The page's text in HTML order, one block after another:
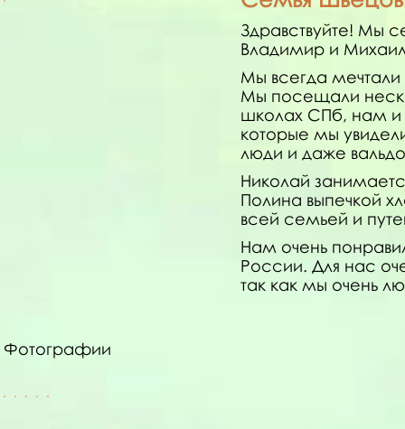
Здравствуйте! Мы
Владимир и
Мы всегда мечтали
Мы посещали
школах СПб, нам
которые мы
люди и даже
Николай
Полина выпечкой
всей семьей и
Нам очень
России. Для нас
так как мы очень
Фотографии